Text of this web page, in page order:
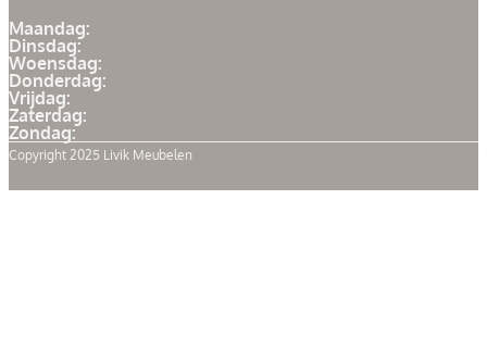
Maandag:
Dinsdag:
Woensdag:
Donderdag:
Vrijdag:
Zaterdag:
Zondag:
Copyright 2025 Livik Meubelen